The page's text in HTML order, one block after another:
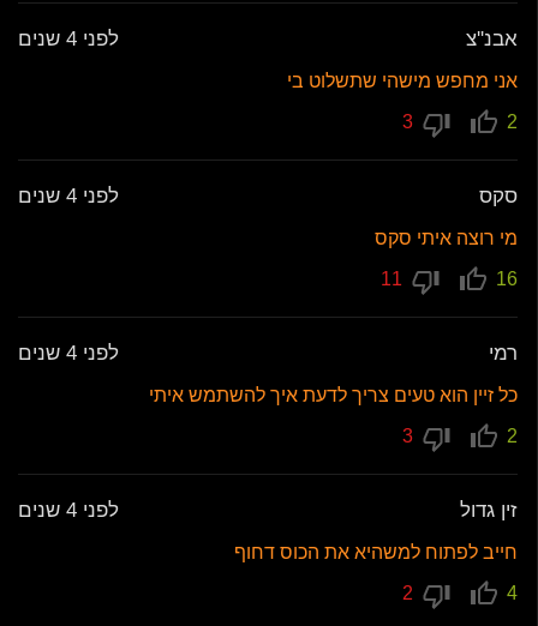
אבנ''צ לפני 4 שנים
אני מחפש מישהי שתשלוט בי
2
סקס לפני 4 שנים
מי רוצה איתי סקס
16
רמי לפני 4 שנים
כל זיין הוא טעים צריך לדעת איך להשתמש איתי
2
זין גדול לפני 4 שנים
חייב לפתוח למשהיא את הכוס דחוף
4